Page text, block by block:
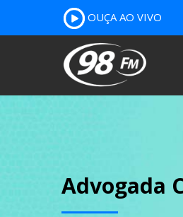
OUÇA AO VIVO
Advogada